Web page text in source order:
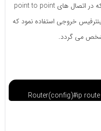
است. همچنین این امکان نیز وجود دارد که در اتصال های point to point
خروجی استفاده نمود که
می گردد.
Router(config)#ip